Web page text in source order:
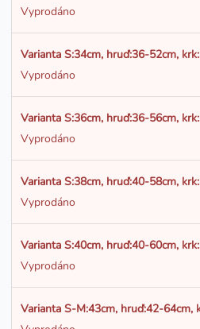
Vyprodáno
Varianta S:34cm, hruď:36-52cm,
Vyprodáno
Varianta S:36cm, hruď:36-56cm,
Vyprodáno
Varianta S:38cm, hruď:40-58cm,
Vyprodáno
Varianta S:40cm, hruď:40-60cm,
Vyprodáno
Varianta S-M:43cm, hruď:42-64cm,